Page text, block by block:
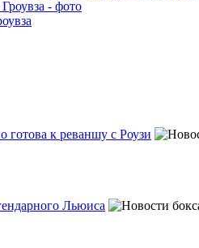
готова к реваншу с Роузи
Льюиса